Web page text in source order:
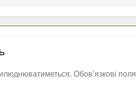
Обов’язкові